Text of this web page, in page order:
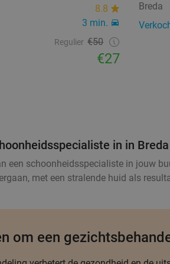
8.8
3 min.
Regulier €50
€27
Breda
in in
een schoonheidsspecialiste in jouw
met een stralende huid als
om een